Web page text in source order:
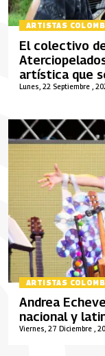
ARTISTAS
Lunes, 22 Septiembre ,
El colectivo
artística que
ARTISTAS
Viernes, 27 Diciembre ,
Andrea
nacional y